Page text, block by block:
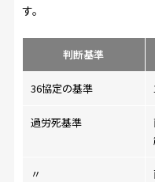
す。
判断基準
36協定の基準
過労死基準
〃